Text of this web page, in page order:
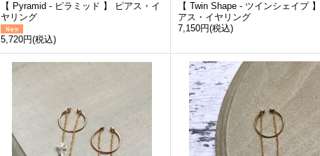
【 Pyramid - ピラミッド 】 ピアス・イ
ヤリング
5,720円(税込)
【 Twin Shape - ツインシェイプ
アス・イヤリング
7,150円(税込)